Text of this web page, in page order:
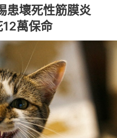
患壞死性筋膜炎
萬保命